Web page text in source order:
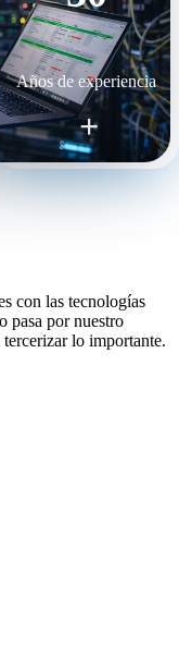
Años de experiencia
+
con las tecnologías
pasa por nuestro
lo importante.